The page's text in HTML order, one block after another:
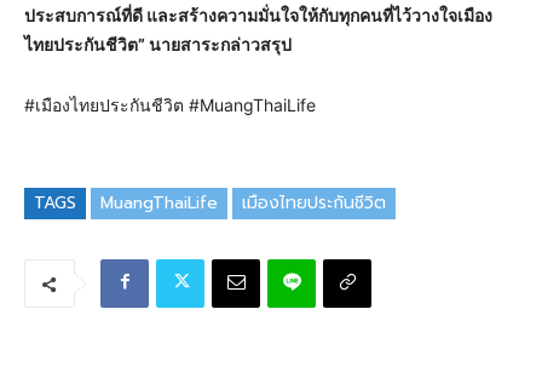
ประสบการณ์ที่ดี และสร้างความมั่นใจให้กับทุกคนที่ไว้วางใจเมือง
ไทยประกันชีวิต” นายสาระกล่าวสรุป
#เมืองไทยประกันชีวิต #MuangThaiLife
TAGS MuangThaiLife เมืองไทยประกันชีวิต